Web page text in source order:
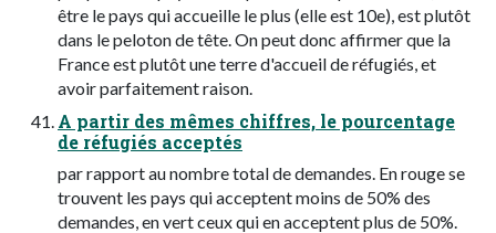
être le pays qui accueille le plus (elle est 10e), est plutôt
dans le peloton de tête. On peut donc affirmer que la
France est plutôt une terre d'accueil de réfugiés, et
avoir parfaitement raison.
A partir des mêmes chiffres, le pourcentage
de réfugiés acceptés
par rapport au nombre total de demandes. En rouge se
trouvent les pays qui acceptent moins de 50% des
demandes, en vert ceux qui en acceptent plus de 50%.